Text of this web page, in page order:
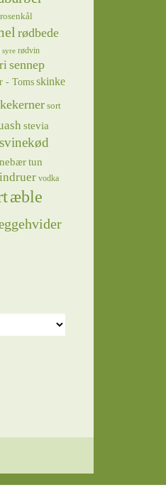
rosenkål
rødbede
syre rødvin
sennep
- Toms skinke
sort
stevia
svinekød
tun
vodka
æble